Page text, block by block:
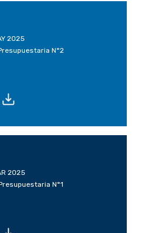
2025
N°2
2025
N°1